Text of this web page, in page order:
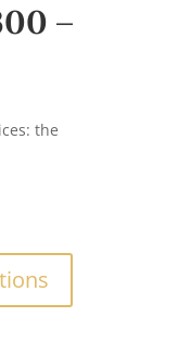
–
the